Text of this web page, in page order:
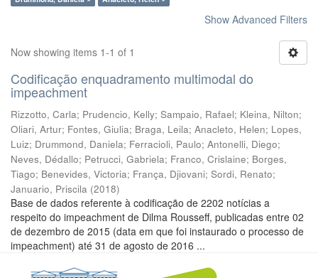
Show Advanced Filters
Now showing items 1-1 of 1
Codificação enquadramento multimodal do
impeachment
Rizzotto, Carla; Prudencio, Kelly; Sampaio, Rafael; Kleina, Nilton;
Oliari, Artur; Fontes, Giulia; Braga, Leila; Anacleto, Helen; Lopes,
Luiz; Drummond, Daniela; Ferracioli, Paulo; Antonelli, Diego;
Neves, Dédallo; Petrucci, Gabriela; Franco, Crislaine; Borges,
Tiago; Benevides, Victoria; França, Djiovani; Sordi, Renato;
Januario, Priscila (2018)
Base de dados referente à codificação de 2202 notícias a
respeito do impeachment de Dilma Rousseff, publicadas entre 02
de dezembro de 2015 (data em que foi instaurado o processo de
impeachment) até 31 de agosto de 2016 ...